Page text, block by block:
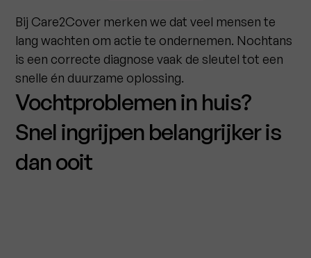
Bij Care2Cover merken we dat veel mensen te
lang wachten om actie te ondernemen. Nochtans
is een correcte diagnose vaak de sleutel tot een
snelle én duurzame oplossing.
Vochtproblemen in huis?
Snel ingrijpen belangrijker is
dan ooit